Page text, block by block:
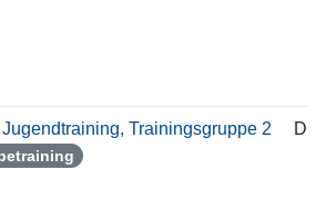
Trainingsgruppe 2